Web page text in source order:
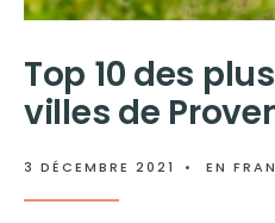
Top 10 des
villes de
3 DÉCEMBRE 2021 • EN